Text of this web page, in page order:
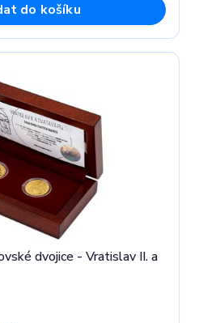
do košíku
dvojice - Vratislav II. a